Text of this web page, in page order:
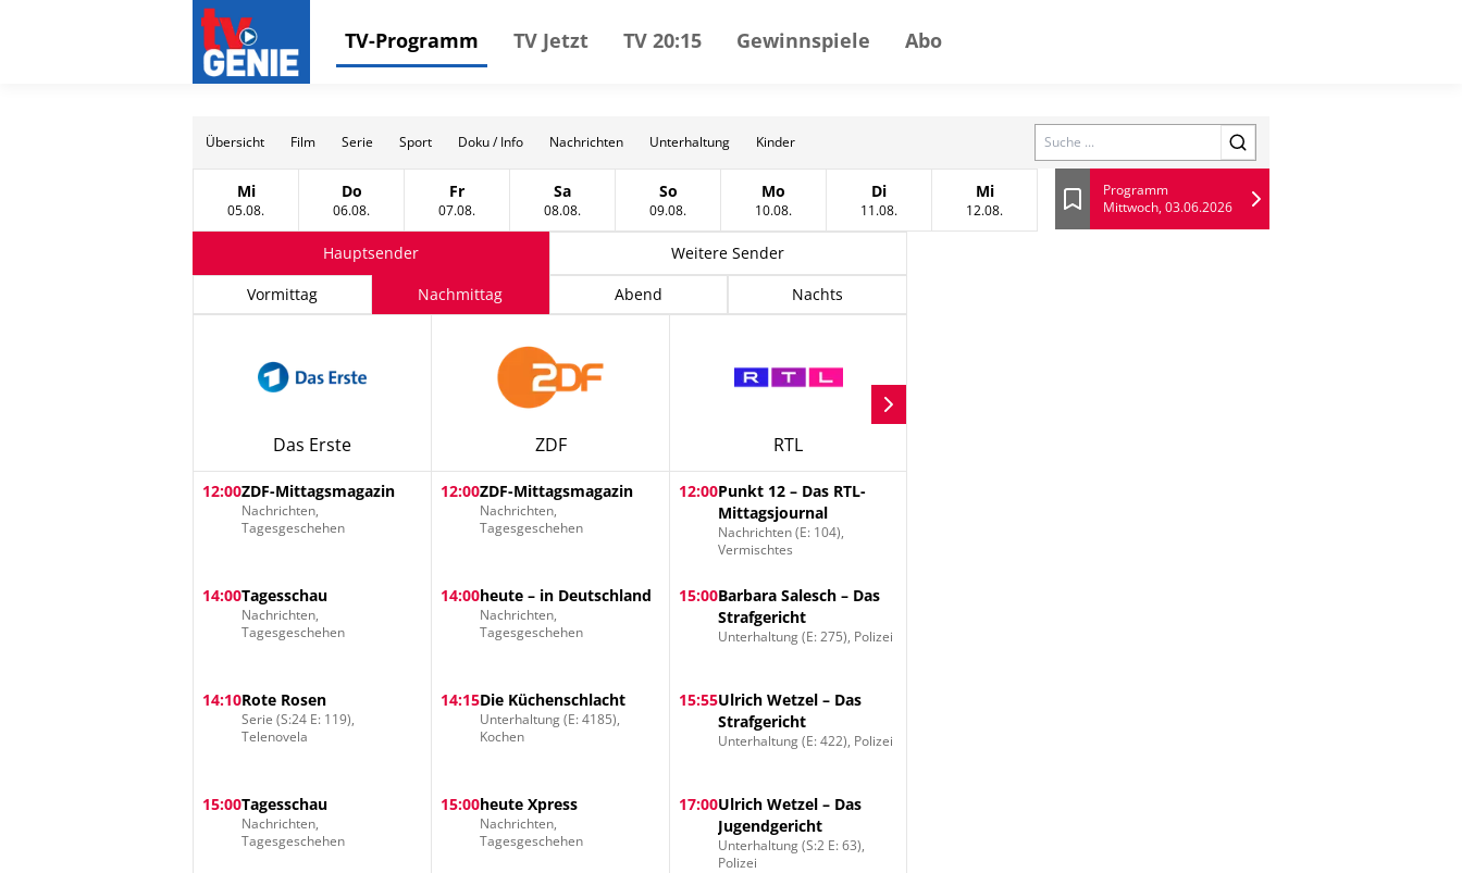
TV-Programm TV Jetzt TV 20:15 Gewinnspiele Abo
Übersicht Film Serie Sport Doku / Info Nachrichten Unterhaltung Kinder Search
Mittwoch, 05 August
Mi
05.08. Donnerstag, 06 August
Do
06.08. Freitag, 07 August
Fr
07.08. Samstag, 08 August
Sa
08.08. Sonntag, 09 August
So
09.08. Montag, 10 August
Mo
10.08. Dienstag, 11 August
Di
11.08. Mittwoch, 12 August
Mi
12.08. Lesezeichen
Programm
Mittwoch, 03.06.2026
Hauptsender
Weitere Sender
Vormittag
Nachmittag Abend Nachts
Das Erste
12:00ZDF-Mittagsmagazin
Nachrichten,
Tagesgeschehen
14:00Tagesschau
Nachrichten,
Tagesgeschehen
14:10Rote Rosen
Serie (S:24 E: 119),
Telenovela
15:00Tagesschau
Nachrichten,
Tagesgeschehen
ZDF
12:00ZDF-Mittagsmagazin
Nachrichten,
Tagesgeschehen
14:00heute – in Deutschland
Nachrichten,
Tagesgeschehen
14:15Die Küchenschlacht
Unterhaltung (E: 4185),
Kochen
15:00heute Xpress
Nachrichten,
Tagesgeschehen
RTL
12:00Punkt 12 – Das RTL-
Mittagsjournal
Nachrichten (E: 104),
Vermischtes
15:00Barbara Salesch – Das
Strafgericht
Unterhaltung (E: 275), Polizei
15:55Ulrich Wetzel – Das
Strafgericht
Unterhaltung (E: 422), Polizei
17:00Ulrich Wetzel – Das
Jugendgericht
Unterhaltung (S:2 E: 63),
Polizei